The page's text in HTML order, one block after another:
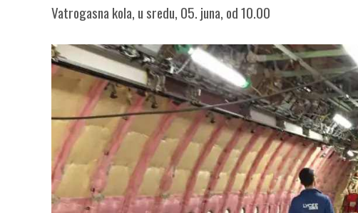
Vatrogasna kola, u sredu, 05. juna, od 10.00